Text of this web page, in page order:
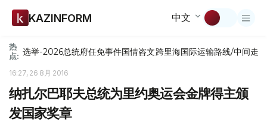
KAZINFORM 中文
热
点: 选举-2026总统府任免事件国情咨文跨里海国际运输路线/中间走廊
16:27, 26 8月 2016
纳扎尔巴耶夫总统为里约奥运会金牌得主颁
发国家奖章